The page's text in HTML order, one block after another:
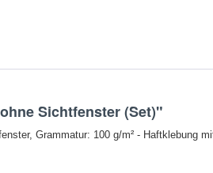
Sichtfenster (Set)"
Grammatur: 100 g/m² - Haftklebung